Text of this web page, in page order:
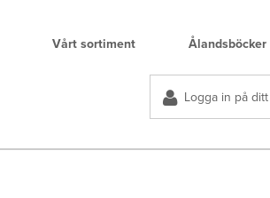
Vårt sortiment Ålandsböcker
Logga in på